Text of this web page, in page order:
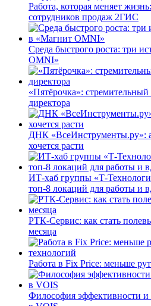
Работа, которая меняет
сотрудников продаж 2ГИС
Среда быстрого роста: три
OMNI»
«Пятёрочка»: стремительный
директора
ДНК «ВсеИнструменты.ру»:
хочется расти
ИТ-хаб группы «Т-
топ-8 локаций для работы и
РТК-Сервис: как стать
месяца
Работа в Fix Price: меньше
Философия эффективности и